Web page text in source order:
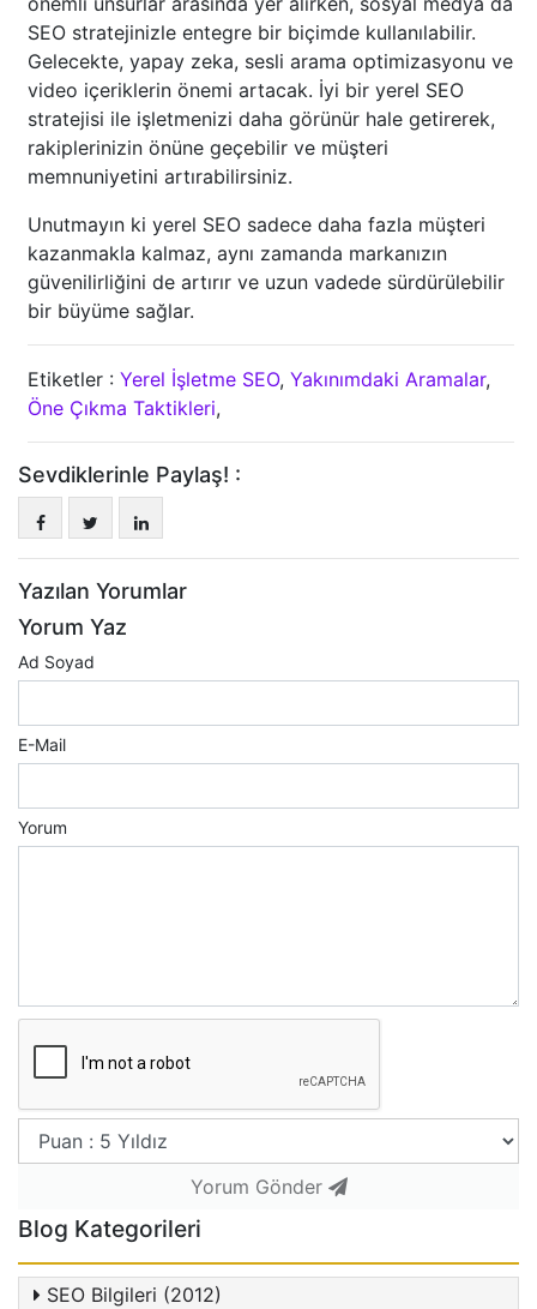
SEO stratejinizle entegre bir biçimde kullanılabilir.
Gelecekte, yapay zeka, sesli arama optimizasyonu ve
video içeriklerin önemi artacak. İyi bir yerel SEO
stratejisi ile işletmenizi daha görünür hale getirerek,
rakiplerinizin önüne geçebilir ve müşteri
memnuniyetini artırabilirsiniz.
Unutmayın ki yerel SEO sadece daha fazla müşteri
kazanmakla kalmaz, aynı zamanda markanızın
güvenilirliğini de artırır ve uzun vadede sürdürülebilir
bir büyüme sağlar.
Etiketler : Yerel İşletme SEO, Yakınımdaki Aramalar,
Öne Çıkma Taktikleri,
Sevdiklerinle Paylaş! :
Yazılan Yorumlar
Yorum Yaz
Ad Soyad
E-Mail
Yorum
Yorum Gönder
Blog Kategorileri
SEO Bilgileri (2012)